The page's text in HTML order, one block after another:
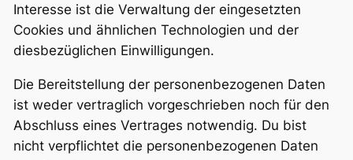
Interesse ist die Verwaltung der eingesetzten
Cookies und ähnlichen Technologien und der
diesbezüglichen Einwilligungen.
Die Bereitstellung der personenbezogenen Daten
ist weder vertraglich vorgeschrieben noch für den
Abschluss eines Vertrages notwendig. Du bist
nicht verpflichtet die personenbezogenen Daten